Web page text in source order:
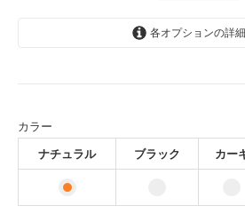
各オプションの詳
ライト
カラー
ナチュラル
ブラック カー